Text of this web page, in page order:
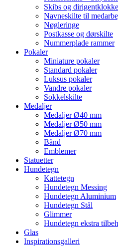
Skibs og
Navneskilte til
Nøgleringe
Postkasse og dørskilte
Nummerplade rammer
Pokaler
Miniature pokaler
Standard pokaler
Luksus pokaler
Vandre pokaler
Sokkelskilte
Medaljer
Medaljer Ø40 mm
Medaljer Ø50 mm
Medaljer Ø70 mm
Bånd
Emblemer
Statuetter
Hundetegn
Kattetegn
Hundetegn Messing
Hundetegn Aluminium
Hundetegn Stål
Glimmer
Hundetegn ekstra
Glas
Inspirationsgalleri